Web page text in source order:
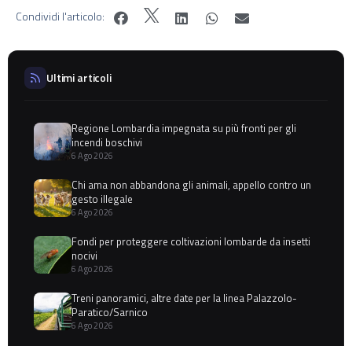
Condividi l'articolo:
Ultimi articoli
Regione Lombardia impegnata su più fronti per gli
incendi boschivi
6 Ago 2026
Chi ama non abbandona gli animali, appello contro un
gesto illegale
6 Ago 2026
Fondi per proteggere coltivazioni lombarde da insetti
nocivi
6 Ago 2026
Treni panoramici, altre date per la linea Palazzolo-
Paratico/Sarnico
6 Ago 2026